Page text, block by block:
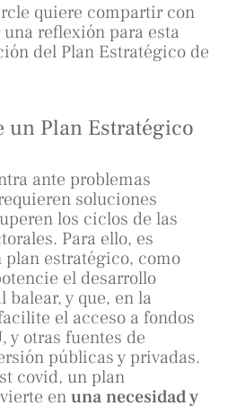
quiere compartir con
reflexión para esta
del Plan Estratégico de
un Plan Estratégico
ante problemas
soluciones
los ciclos de las
Para ello, es
estratégico, como
el desarrollo
balear, y que, en la
el acceso a fondos
y otras fuentes de
públicas y privadas.
covid, un plan
enuna necesidad y